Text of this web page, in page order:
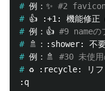
# 例：✨ #2 favicon
#
# 例：👍 #9 nameの
#
# 例：🚿 #30 未使用
#